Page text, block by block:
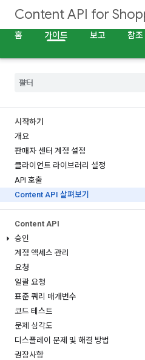
Content API for
홈 가이드 보고 참조
시작하기
개요
판매자 센터 계정 설정
클라이언트 라이브러리 설정
API 호출
Content API 살펴보기
Content API
승인
계정 액세스 관리
요청
일괄 요청
표준 쿼리 매개변수
코드 테스트
문제 심각도
디스플레이 문제 및 해결 방법
권장사항